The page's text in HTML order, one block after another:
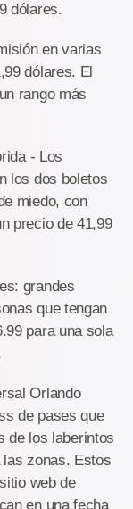
dólares.
en varias
dólares. El
rango más
- Los
los dos boletos
miedo, con
precio de 41,99
grandes
que tengan
para una sola
Orlando
de pases que
de los laberintos
zonas. Estos
web de
en una fecha